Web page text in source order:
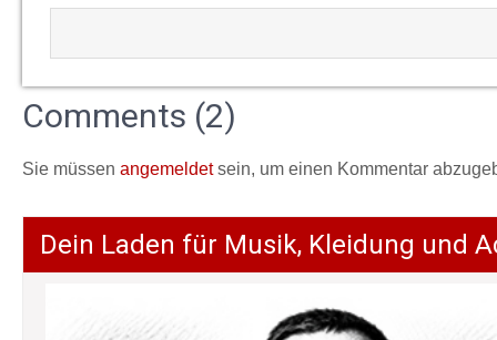
Comments (2)
Sie müssen angemeldetsein, um einen Kommentar
Dein Laden für Musik, Kleidung und